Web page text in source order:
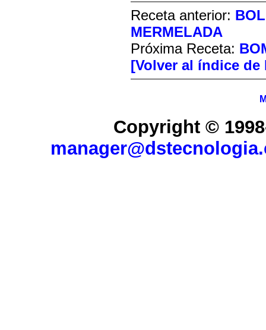
Receta anterior:
MERMELADA
Próxima Receta:
[Volver al índice de
Copyright ©